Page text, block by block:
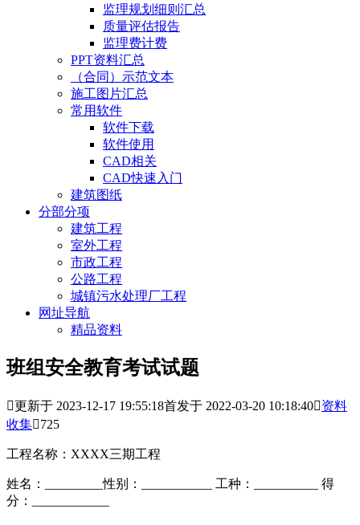
监理规划细则汇总
质量评估报告
监理费计费
PPT资料汇总
（合同）示范文本
施工图片汇总
常用软件
软件下载
软件使用
CAD相关
CAD快速入门
建筑图纸
分部分项
建筑工程
室外工程
市政工程
公路工程
城镇污水处理厂工程
网址导航
精品资料
班组安全教育考试试题
更新于 2023-12-17 19:55:18首发于 2022-03-20 10:18:40资料
收集725
工程名称：XXXX三期工程
姓名：_________性别：___________ 工种：__________ 得
分：____________